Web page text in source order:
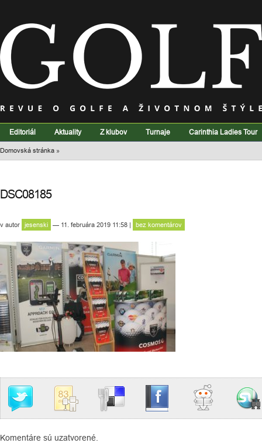
Editoriál Aktuality Z klubov Turnaje Carinthia Ladies Tour
Domovská stránka »
DSC08185
v autor jesenski — 11. februára 2019 11:58 | bez komentárov
Komentáre sú uzatvorené.